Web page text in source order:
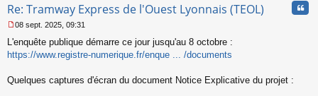
Re: Tramway Express de l'Ouest Lyonnais (TEOL)
e
s
g
08 sept. 2025, 09:31
L'enquête publique démarre ce jour jusqu'au 8 octobre :
https://www.registre-numerique.fr/enque ... /documents
Quelques captures d'écran du document Notice Explicative du projet :